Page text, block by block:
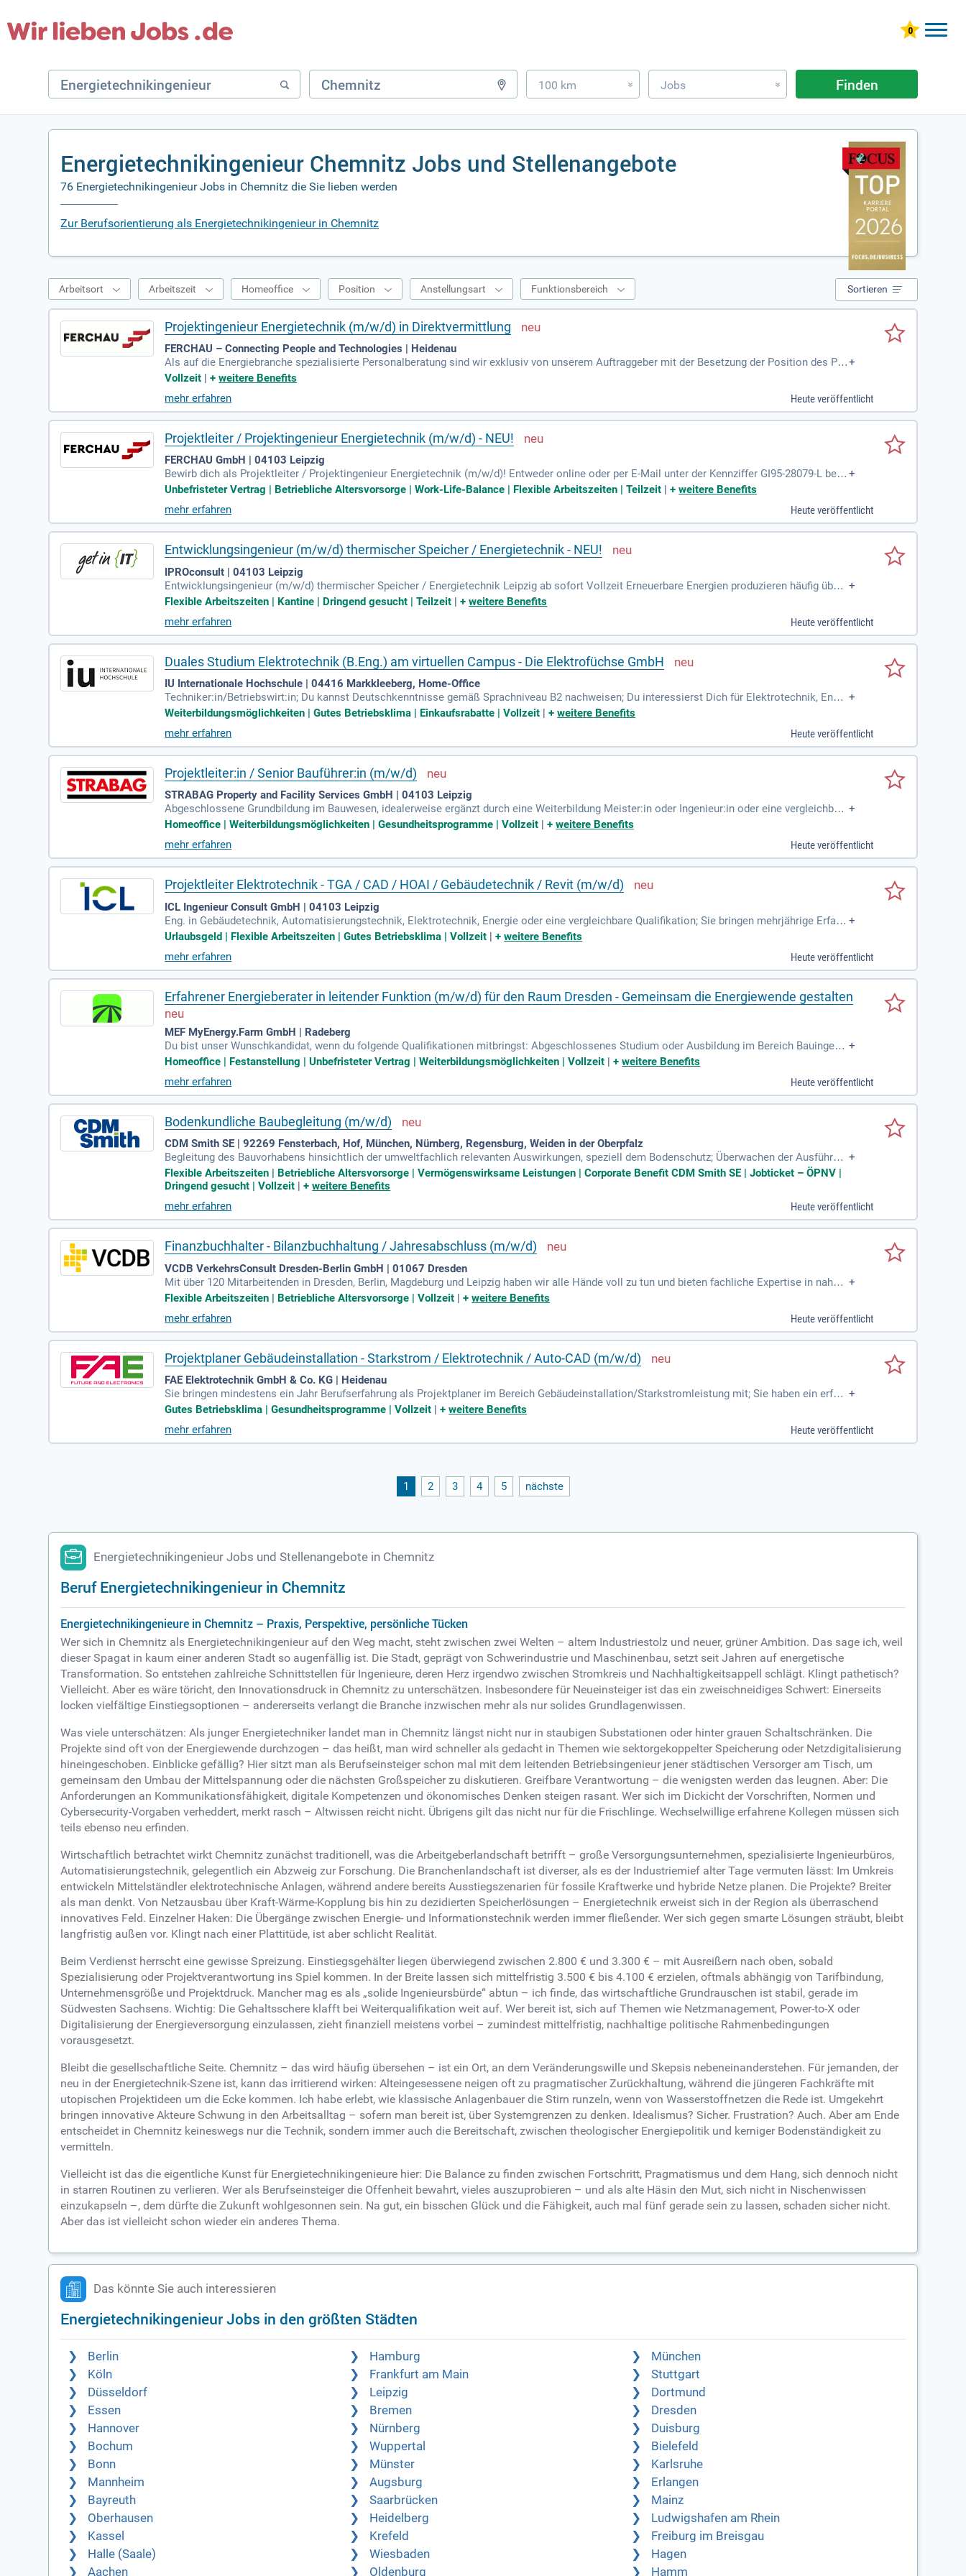
100 km » Jobs » Finden
Energietechnikingenieur Chemnitz Jobs und Stellenangebote
76 Energietechnikingenieur Jobs in Chemnitz die Sie lieben werden
Zur Berufsorientierung als Energietechnikingenieur in Chemnitz
Arbeitsort Arbeitszeit Homeoffice Position Anstellungsart Funktionsbereich Sortieren
Projektingenieur Energietechnik (m/w/d) in Direktvermittlung
FERCHAU – Connecting People and Technologies | Heidenau
Als auf die Energiebranche spezialisierte Personalberatung sind wir exklusiv von unserem Auftraggeber mit der Besetzung der Position des Pro
jektingenieur Energietechnik (m/w/d) in Direktvermittlung im Raum Dresden in Direktvermittlung beauftragt.
+
Vollzeit |+weitere Benefits
mehr erfahren
Heute veröffentlicht
Projektleiter / Projektingenieur Energietechnik (m/w/d) - NEU!
FERCHAU GmbH | 04103 Leipzig
Bewirb dich als Projektleiter / Projektingenieur Energietechnik (m/w/d)! Entweder online oder per E-Mail unter der Kennziffer GI95-28079-L bei F
rau Jana Kerschowski. Das nächste Level wartet auf dich!
+
Unbefristeter Vertrag | Betriebliche Altersvorsorge | Work-Life-Balance | Flexible Arbeitszeiten | Teilzeit |+weitere Benefits
mehr erfahren
Heute veröffentlicht
Entwicklungsingenieur (m/w/d) thermischer Speicher / Energietechnik - NEU!
IPROconsult | 04103 Leipzig
Entwicklungsingenieur (m/w/d) thermischer Speicher / Energietechnik Leipzig ab sofort Vollzeit Erneuerbare Energien produzieren häufig übers
chüssige, volatile Wind- und Solarenergie oder industrielle Abwärme, wodurch der Bedarf an Wärmespeichern steigt
+
Flexible Arbeitszeiten | Kantine | Dringend gesucht | Teilzeit |+weitere Benefits
mehr erfahren
Heute veröffentlicht
Duales Studium Elektrotechnik (B.Eng.) am virtuellen Campus - Die Elektrofüchse GmbH
IU Internationale Hochschule | 04416 Markkleeberg, Home-Office
Techniker:in/Betriebswirt:in; Du kannst Deutschkenntnisse gemäß Sprachniveau B2 nachweisen; Du interessierst Dich für Elektrotechnik, Energ
ieversorgung und moderne Gebäudetechnik; Du arbeitest sorgfältig und hast ein gutes technisches Verständnis; Du
+
Weiterbildungsmöglichkeiten | Gutes Betriebsklima | Einkaufsrabatte | Vollzeit |+weitere Benefits
mehr erfahren
Heute veröffentlicht
Projektleiter:in / Senior Bauführer:in (m/w/d)
STRABAG Property and Facility Services GmbH | 04103 Leipzig
Abgeschlossene Grundbildung im Bauwesen, idealerweise ergänzt durch eine Weiterbildung Meister:in oder Ingenieur:in oder eine vergleichbar
e Qualifikation; Umfassende, mindestens 5-jährige Erfahrung als Bauführer in dem Gebäude und Energietechnik; Überzeugendes
+
Homeoffice | Weiterbildungsmöglichkeiten | Gesundheitsprogramme | Vollzeit |+weitere Benefits
mehr erfahren
Heute veröffentlicht
Projektleiter Elektrotechnik - TGA / CAD / HOAI / Gebäudetechnik / Revit (m/w/d)
ICL Ingenieur Consult GmbH | 04103 Leipzig
Eng. in Gebäudetechnik, Automatisierungstechnik, Elektrotechnik, Energie oder eine vergleichbare Qualifikation; Sie bringen mehrjährige Erfahr
ung in der Planung und Leitung von ELT-Anlagen in DIN- oder Eurocode-konformen Projekten; Sie verfügen über fundierte
+
Urlaubsgeld | Flexible Arbeitszeiten | Gutes Betriebsklima | Vollzeit |+weitere Benefits
mehr erfahren
Heute veröffentlicht
Erfahrener Energieberater in leitender Funktion (m/w/d) für den Raum Dresden - Gemeinsam die Energiewende gestalten
MEF MyEnergy.Farm GmbH | Radeberg
Du bist unser Wunschkandidat, wenn du folgende Qualifikationen mitbringst: Abgeschlossenes Studium oder Ausbildung im Bereich Bauingeni
eurwesen, Architektur, Energietechnik oder vergleichbar; Zertifizierung als Energieeffizienzexperte (m/w/d); Erfahrung
+
Homeoffice | Festanstellung | Unbefristeter Vertrag | Weiterbildungsmöglichkeiten | Vollzeit |+weitere Benefits
mehr erfahren
Heute veröffentlicht
Bodenkundliche Baubegleitung (m/w/d)
CDM Smith SE | 92269 Fensterbach, Hof, München, Nürnberg, Regensburg, Weiden in der Oberpfalz
Begleitung des Bauvorhabens hinsichtlich der umweltfachlich relevanten Auswirkungen, speziell dem Bodenschutz; Überwachen der Ausführun
g auf Übereinstimmung mit der Baugenehmigung und den Leistungsbeschreibungen sowie mit den allgemein anerkannten Regeln der Technik
+
Flexible Arbeitszeiten | Betriebliche Altersvorsorge | Vermögenswirksame Leistungen | Corporate Benefit CDM Smith SE | Jobticket – ÖPNV |
Dringend gesucht | Vollzeit |+weitere Benefits
mehr erfahren
Heute veröffentlicht
Finanzbuchhalter - Bilanzbuchhaltung / Jahresabschluss (m/w/d)
VCDB VerkehrsConsult Dresden-Berlin GmbH | 01067 Dresden
Mit über 120 Mitarbeitenden in Dresden, Berlin, Magdeburg und Leipzig haben wir alle Hände voll zu tun und bieten fachliche Expertise in nahez
u allen Bereichen des ÖPNV: Von Verkehrs- und Infrastrukturplanung bis hin zu Fahrzeugtechnik und innovativen
+
Flexible Arbeitszeiten | Betriebliche Altersvorsorge | Vollzeit |+weitere Benefits
mehr erfahren
Heute veröffentlicht
Projektplaner Gebäudeinstallation - Starkstrom / Elektrotechnik / Auto-CAD (m/w/d)
FAE Elektrotechnik GmbH & Co. KG | Heidenau
Sie bringen mindestens ein Jahr Berufserfahrung als Projektplaner im Bereich Gebäudeinstallation/Starkstromleistung mit; Sie haben ein erfolg
reich abgeschlossenes Ingenieursstudium in Elektrotechnik oder sind Techniker:in/Elektromeister:in mit Erfahrung
+
Gutes Betriebsklima | Gesundheitsprogramme | Vollzeit |+weitere Benefits
mehr erfahren
Heute veröffentlicht
1 2 3 4 5 nächste
Energietechnikingenieur Jobs und Stellenangebote in Chemnitz
Beruf Energietechnikingenieur in Chemnitz
Energietechnikingenieure in Chemnitz – Praxis, Perspektive, persönliche Tücken
Wer sich in Chemnitz als Energietechnikingenieur auf den Weg macht, steht zwischen zwei Welten – altem Industriestolz und neuer, grüner Ambition. Das sage ich, weil
dieser Spagat in kaum einer anderen Stadt so augenfällig ist. Die Stadt, geprägt von Schwerindustrie und Maschinenbau, setzt seit Jahren auf energetische
Transformation. So entstehen zahlreiche Schnittstellen für Ingenieure, deren Herz irgendwo zwischen Stromkreis und Nachhaltigkeitsappell schlägt. Klingt pathetisch?
Vielleicht. Aber es wäre töricht, den Innovationsdruck in Chemnitz zu unterschätzen. Insbesondere für Neueinsteiger ist das ein zweischneidiges Schwert: Einerseits
locken vielfältige Einstiegsoptionen – andererseits verlangt die Branche inzwischen mehr als nur solides Grundlagenwissen.
Was viele unterschätzen: Als junger Energietechniker landet man in Chemnitz längst nicht nur in staubigen Substationen oder hinter grauen Schaltschränken. Die
Projekte sind oft von der Energiewende durchzogen – das heißt, man wird schneller als gedacht in Themen wie sektorgekoppelter Speicherung oder Netzdigitalisierung
hineingeschoben. Einblicke gefällig? Hier sitzt man als Berufseinsteiger schon mal mit dem leitenden Betriebsingenieur jener städtischen Versorger am Tisch, um
gemeinsam den Umbau der Mittelspannung oder die nächsten Großspeicher zu diskutieren. Greifbare Verantwortung – die wenigsten werden das leugnen. Aber: Die
Anforderungen an Kommunikationsfähigkeit, digitale Kompetenzen und ökonomisches Denken steigen rasant. Wer sich im Dickicht der Vorschriften, Normen und
Cybersecurity-Vorgaben verheddert, merkt rasch – Altwissen reicht nicht. Übrigens gilt das nicht nur für die Frischlinge. Wechselwillige erfahrene Kollegen müssen sich
teils ebenso neu erfinden.
Wirtschaftlich betrachtet wirkt Chemnitz zunächst traditionell, was die Arbeitgeberlandschaft betrifft – große Versorgungsunternehmen, spezialisierte Ingenieurbüros,
Automatisierungstechnik, gelegentlich ein Abzweig zur Forschung. Die Branchenlandschaft ist diverser, als es der Industriemief alter Tage vermuten lässt: Im Umkreis
entwickeln Mittelständler elektrotechnische Anlagen, während andere bereits Ausstiegszenarien für fossile Kraftwerke und hybride Netze planen. Die Projekte? Breiter
als man denkt. Von Netzausbau über Kraft-Wärme-Kopplung bis hin zu dezidierten Speicherlösungen – Energietechnik erweist sich in der Region als überraschend
innovatives Feld. Einzelner Haken: Die Übergänge zwischen Energie- und Informationstechnik werden immer fließender. Wer sich gegen smarte Lösungen sträubt, bleibt
langfristig außen vor. Klingt nach einer Plattitüde, ist aber schlicht Realität.
Beim Verdienst herrscht eine gewisse Spreizung. Einstiegsgehälter liegen überwiegend zwischen 2.800 € und 3.300 € – mit Ausreißern nach oben, sobald
Spezialisierung oder Projektverantwortung ins Spiel kommen. In der Breite lassen sich mittelfristig 3.500 € bis 4.100 € erzielen, oftmals abhängig von Tarifbindung,
Unternehmensgröße und Projektdruck. Mancher mag es als „solide Ingenieursbürde“ abtun – ich finde, das wirtschaftliche Grundrauschen ist stabil, gerade im
Südwesten Sachsens. Wichtig: Die Gehaltsschere klafft bei Weiterqualifikation weit auf. Wer bereit ist, sich auf Themen wie Netzmanagement, Power-to-X oder
Digitalisierung der Energieversorgung einzulassen, zieht finanziell meistens vorbei – zumindest mittelfristig, nachhaltige politische Rahmenbedingungen
vorausgesetzt.
Bleibt die gesellschaftliche Seite. Chemnitz – das wird häufig übersehen – ist ein Ort, an dem Veränderungswille und Skepsis nebeneinanderstehen. Für jemanden, der
neu in der Energietechnik-Szene ist, kann das irritierend wirken: Alteingesessene neigen oft zu pragmatischer Zurückhaltung, während die jüngeren Fachkräfte mit
utopischen Projektideen um die Ecke kommen. Ich habe erlebt, wie klassische Anlagenbauer die Stirn runzeln, wenn von Wasserstoffnetzen die Rede ist. Umgekehrt
bringen innovative Akteure Schwung in den Arbeitsalltag – sofern man bereit ist, über Systemgrenzen zu denken. Idealismus? Sicher. Frustration? Auch. Aber am Ende
entscheidet in Chemnitz keineswegs nur die Technik, sondern immer auch die Bereitschaft, zwischen theologischer Energiepolitik und kerniger Bodenständigkeit zu
vermitteln.
Vielleicht ist das die eigentliche Kunst für Energietechnikingenieure hier: Die Balance zu finden zwischen Fortschritt, Pragmatismus und dem Hang, sich dennoch nicht
in starren Routinen zu verlieren. Wer als Berufseinsteiger die Offenheit bewahrt, vieles auszuprobieren – und als alte Häsin den Mut, sich nicht in Nischenwissen
einzukapseln –, dem dürfte die Zukunft wohlgesonnen sein. Na gut, ein bisschen Glück und die Fähigkeit, auch mal fünf gerade sein zu lassen, schaden sicher nicht.
Aber das ist vielleicht schon wieder ein anderes Thema.
Das könnte Sie auch interessieren
Energietechnikingenieur Jobs in den größten Städten
Berlin Hamburg
München
Köln
Frankfurt am Main
Stuttgart
Düsseldorf
Leipzig
Dortmund
Essen
Bremen
Dresden
Hannover
Nürnberg
Duisburg
Bochum
Wuppertal
Bielefeld
Bonn
Münster
Karlsruhe
Mannheim
Augsburg
Erlangen
Bayreuth
Saarbrücken
Mainz
Oberhausen
Heidelberg
Ludwigshafen am Rhein
Kassel
Krefeld
Freiburg im Breisgau
Halle (Saale)
Wiesbaden
Hagen
Aachen
Oldenburg Hamm